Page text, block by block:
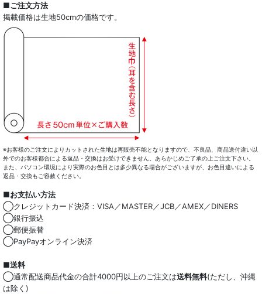
チェック柄生地
無地の生地
ハギレセット
スヌード
多機能ハンカチ
ドレスシャツ
コート・ボトム・バッグ
マスク
小物類
綿100％
麻混
ストレッチ
オーガニック
■ご注文方法
掲載価格は生地50cmの価格です。
※お客様のご注文によりカットされた生地は再販売不能となりますので、不良品、商品送付違い以
外でのお客様都合による返品・交換はお受けできません。あらかじめご了承の上ご注文下さい。
また、パソコン環境により実際のお色目とは多少異なる場合がございますが、お色目違いによる
返品・交換もご容赦ください。
■お支払い方法
◯クレジットカード決済：VISA／MASTER／JCB／AMEX／DINERS
◯銀行振込
◯郵便振替
◯PayPayオンライン決済
■送料
◯通常配送商品代金の合計4000円以上のご注文は送料無料(ただし、沖縄
は除く)